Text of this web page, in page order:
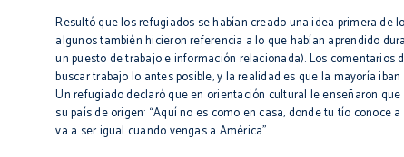
Resultó que los refugiados se habían creado una idea primera
algunos también hicieron referencia a lo que habían aprendido
un puesto de trabajo e información relacionada). Los
buscar trabajo lo antes posible, y la realidad es que la mayoría
Un refugiado declaró que en orientación cultural le enseñaron
su país de origen: “Aquí no es como en casa, donde tu tío
va a ser igual cuando vengas a América”.